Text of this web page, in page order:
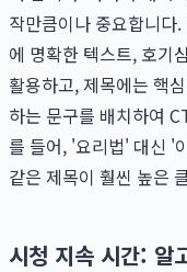
작만큼이나 중요합니다.
에 명확한 텍스트, 호기
활용하고, 제목에는 핵
하는 문구를 배치하여
를 들어, '요리법' 대신 '
같은 제목이 훨씬 높은
시청 지속 시간: 알